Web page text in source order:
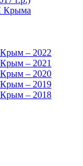
Крыма
– 2022
– 2021
– 2020
– 2019
– 2018